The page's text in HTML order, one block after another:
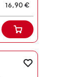
16,90 €